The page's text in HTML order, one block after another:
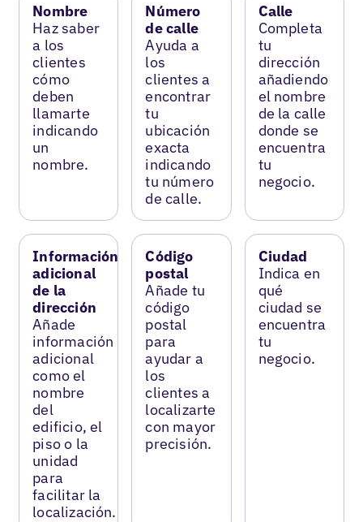
Nombre
Haz saber
a los
clientes
cómo
deben
llamarte
indicando
un
nombre.
Número
de calle
Ayuda a
los
clientes a
encontrar
tu
ubicación
exacta
indicando
tu número
de calle.
Calle
Completa
tu
dirección
añadiendo
el nombre
de la calle
donde se
encuentra
tu
negocio.
Información
adicional
de la
dirección
Añade
información
adicional
como el
nombre
del
edificio, el
piso o la
unidad
para
facilitar la
localización.
Código
postal
Añade tu
código
postal
para
ayudar a
los
clientes a
localizarte
con mayor
precisión.
Ciudad
Indica en
qué
ciudad se
encuentra
tu
negocio.